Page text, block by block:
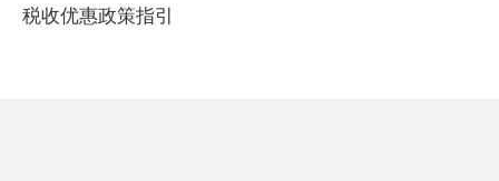
税收优惠政策指引